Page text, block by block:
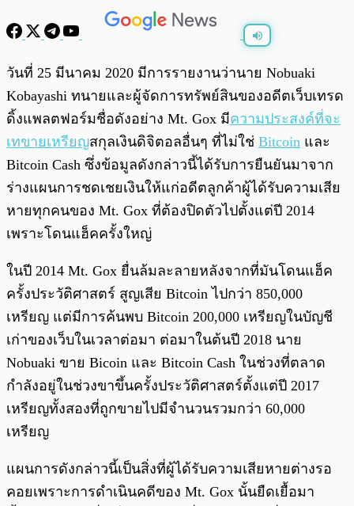
พร้อมเล่น
วันที่ 25 มีนาคม 2020 มีการรายงานว่านาย Nobuaki
Kobayashi ทนายและผู้จัดการทรัพย์สินของอดีตเว็บเทรด
ดิ้งแพลตฟอร์มชื่อดังอย่าง Mt. Gox มีความประสงค์ที่จะ
เทขายเหรียญสกุลเงินดิจิตอลอื่นๆ ที่ไม่ใช่ Bitcoin และ
Bitcoin Cash ซึ่งข้อมูลดังกล่าวนี้ได้รับการยืนยันมาจาก
ร่างแผนการชดเชยเงินให้แก่อดีตลูกค้าผู้ได้รับความเสีย
หายทุกคนของ Mt. Gox ที่ต้องปิดตัวไปตั้งแต่ปี 2014
เพราะโดนแฮ็คครั้งใหญ่
ในปี 2014 Mt. Gox ยื่นล้มละลายหลังจากที่มันโดนแฮ็ค
ครั้งประวัติศาสตร์ สูญเสีย Bitcoin ไปกว่า 850,000
เหรียญ แต่มีการค้นพบ Bitcoin 200,000 เหรียญในบัญชี
เก่าของเว็บในเวลาต่อมา ต่อมาในต้นปี 2018 นาย
Nobuaki ขาย Bicoin และ Bitcoin Cash ในช่วงที่ตลาด
กำลังอยู่ในช่วงขาขึ้นครั้งประวัติศาสตร์ตั้งแต่ปี 2017
เหรียญทั้งสองที่ถูกขายไปมีจำนวนรวมกว่า 60,000
เหรียญ
แผนการดังกล่าวนี้เป็นสิ่งที่ผู้ได้รับความเสียหายต่างรอ
คอยเพราะการดำเนินคดีของ Mt. Gox นั้นยืดเยื้อมา